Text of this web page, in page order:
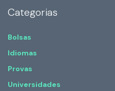
Categorias
Bolsas
Idiomas
Provas
Universidades